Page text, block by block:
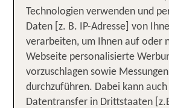
Deine Wanderschuhe,
und Badehose nicht
Sporturlauber bietet die
abwechslungsreiches Terrain.
eine Entdeckungsreise durch
entdecke das faszinierende
Technologien verwenden und
Daten [z. B. IP-Adresse] von
verarbeiten, um Ihnen auf oder
Webseite personalisierte
vorzuschlagen sowie
durchzuführen. Dabei kann auch
Datentransfer in Drittstaaten